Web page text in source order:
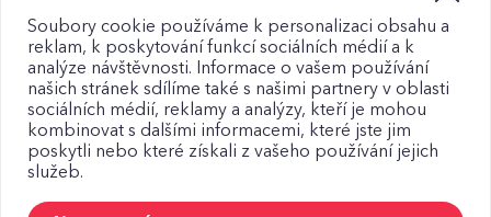
Mapa webu
Zásady zpracování osobních údajů
Zásady použití Cookies
Soubory cookie používáme k personalizaci obsahu a
reklam, k poskytování funkcí sociálních médií a k
analýze návštěvnosti. Informace o vašem používání
našich stránek sdílíme také s našimi partnery v oblasti
sociálních médií, reklamy a analýzy, kteří je mohou
kombinovat s dalšími informacemi, které jste jim
poskytli nebo které získali z vašeho používání jejich
služeb.